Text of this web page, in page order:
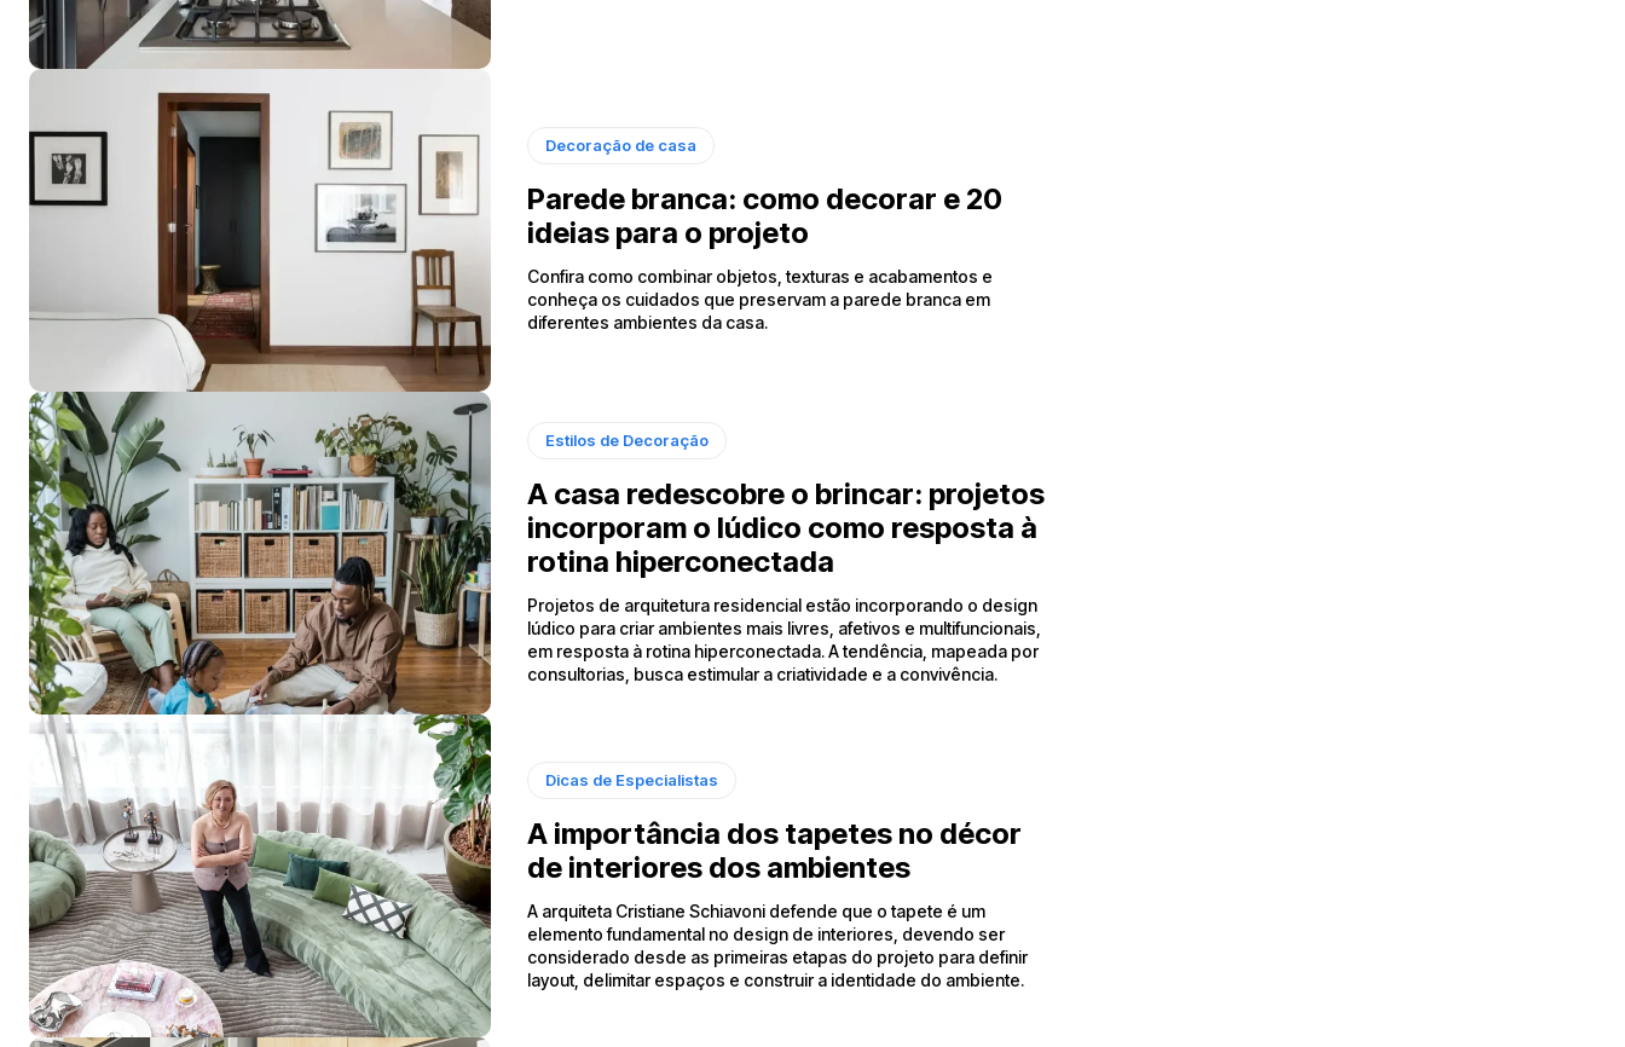
Decoração de casa
Parede branca: como decorar e 20
ideias para o projeto
Confira como combinar objetos, texturas e acabamentos e
conheça os cuidados que preservam a parede branca em
diferentes ambientes da casa.
Estilos de Decoração
A casa redescobre o brincar: projetos
incorporam o lúdico como resposta à
rotina hiperconectada
Projetos de arquitetura residencial estão incorporando o design
lúdico para criar ambientes mais livres, afetivos e multifuncionais,
em resposta à rotina hiperconectada. A tendência, mapeada por
consultorias, busca estimular a criatividade e a convivência.
Dicas de Especialistas
A importância dos tapetes no décor
de interiores dos ambientes
A arquiteta Cristiane Schiavoni defende que o tapete é um
elemento fundamental no design de interiores, devendo ser
considerado desde as primeiras etapas do projeto para definir
layout, delimitar espaços e construir a identidade do ambiente.